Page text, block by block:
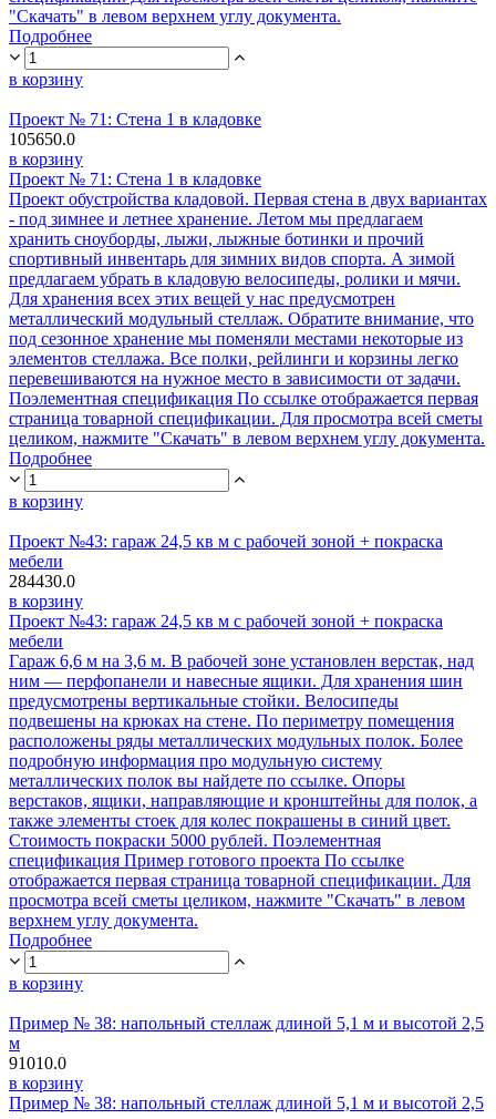
"Скачать" в левом верхнем углу документа.
Подробнее
в корзину
Проект № 71: Стена 1 в кладовке
105650.0
в корзину
Проект № 71: Стена 1 в кладовке
Проект обустройства кладовой. Первая стена в двух вариантах
- под зимнее и летнее хранение. Летом мы предлагаем
хранить сноуборды, лыжи, лыжные ботинки и прочий
спортивный инвентарь для зимних видов спорта. А зимой
предлагаем убрать в кладовую велосипеды, ролики и мячи.
Для хранения всех этих вещей у нас предусмотрен
металлический модульный стеллаж. Обратите внимание, что
под сезонное хранение мы поменяли местами некоторые из
элементов стеллажа. Все полки, рейлинги и корзины легко
перевешиваются на нужное место в зависимости от задачи.
Поэлементная спецификация По ссылке отображается первая
страница товарной спецификации. Для просмотра всей сметы
целиком, нажмите "Скачать" в левом верхнем углу документа.
Подробнее
в корзину
Проект №43: гараж 24,5 кв м с рабочей зоной + покраска
мебели
284430.0
в корзину
Проект №43: гараж 24,5 кв м с рабочей зоной + покраска
мебели
Гараж 6,6 м на 3,6 м. В рабочей зоне установлен верстак, над
ним — перфопанели и навесные ящики. Для хранения шин
предусмотрены вертикальные стойки. Велосипеды
подвешены на крюках на стене. По периметру помещения
расположены ряды металлических модульных полок. Более
подробную информация про модульную систему
металлических полок вы найдете по ссылке. Опоры
верстаков, ящики, направляющие и кронштейны для полок, а
также элементы стоек для колес покрашены в синий цвет.
Стоимость покраски 5000 рублей. Поэлементная
спецификация Пример готового проекта По ссылке
отображается первая страница товарной спецификации. Для
просмотра всей сметы целиком, нажмите "Скачать" в левом
верхнем углу документа.
Подробнее
в корзину
Пример № 38: напольный стеллаж длиной 5,1 м и высотой 2,5
м
91010.0
в корзину
Пример № 38: напольный стеллаж длиной 5,1 м и высотой 2,5